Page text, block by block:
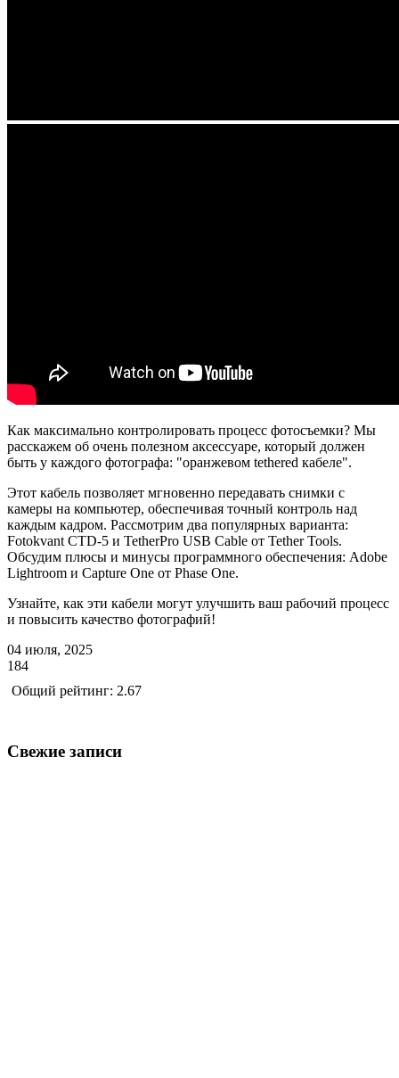
Как максимально контролировать процесс фотосъемки? Мы
расскажем об очень полезном аксессуаре, который должен
быть у каждого фотографа: "оранжевом tethered кабеле".
Этот кабель позволяет мгновенно передавать снимки с
камеры на компьютер, обеспечивая точный контроль над
каждым кадром. Рассмотрим два популярных варианта:
Fotokvant CTD-5 и TetherPro USB Cable от Tether Tools.
Обсудим плюсы и минусы программного обеспечения: Adobe
Lightroom и Capture One от Phase One.
Узнайте, как эти кабели могут улучшить ваш рабочий процесс
и повысить качество фотографий!
04 июля, 2025
184
Общий рейтинг: 2.67
Свежие записи